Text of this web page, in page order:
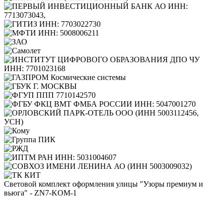
Световой комплект оформления улицы "Узоры премиум и
вьюга" - ZN7-KOM-1